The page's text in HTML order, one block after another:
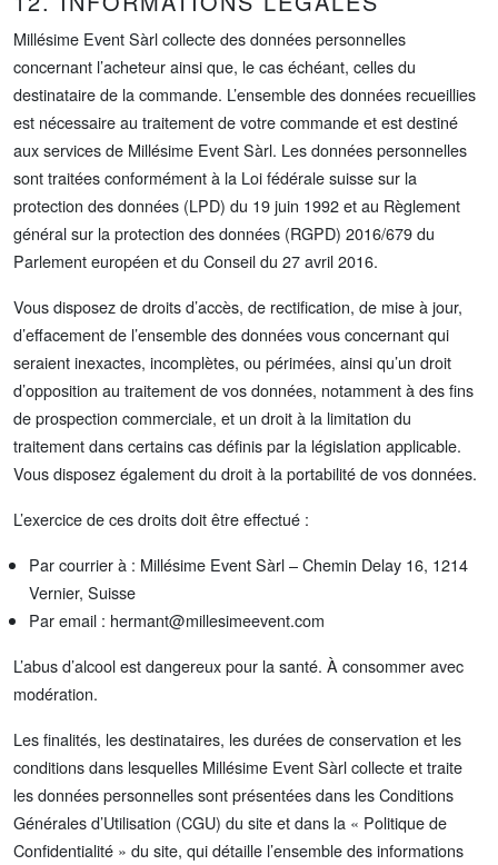
Millésime Event Sàrl collecte des données personnelles
concernant l’acheteur ainsi que, le cas échéant, celles du
destinataire de la commande. L’ensemble des données recueillies
est nécessaire au traitement de votre commande et est destiné
aux services de Millésime Event Sàrl. Les données personnelles
sont traitées conformément à la Loi fédérale suisse sur la
protection des données (LPD) du 19 juin 1992 et au Règlement
général sur la protection des données (RGPD) 2016/679 du
Parlement européen et du Conseil du 27 avril 2016.
Vous disposez de droits d’accès, de rectification, de mise à jour,
d’effacement de l’ensemble des données vous concernant qui
seraient inexactes, incomplètes, ou périmées, ainsi qu’un droit
d’opposition au traitement de vos données, notamment à des fins
de prospection commerciale, et un droit à la limitation du
traitement dans certains cas définis par la législation applicable.
Vous disposez également du droit à la portabilité de vos données.
L’exercice de ces droits doit être effectué :
Par courrier à : Millésime Event Sàrl – Chemin Delay 16, 1214
Vernier, Suisse
Par email : hermant@millesimeevent.com
L’abus d’alcool est dangereux pour la santé. À consommer avec
modération.
Les finalités, les destinataires, les durées de conservation et les
conditions dans lesquelles Millésime Event Sàrl collecte et traite
les données personnelles sont présentées dans les Conditions
Générales d’Utilisation (CGU) du site et dans la « Politique de
Confidentialité » du site, qui détaille l’ensemble des informations